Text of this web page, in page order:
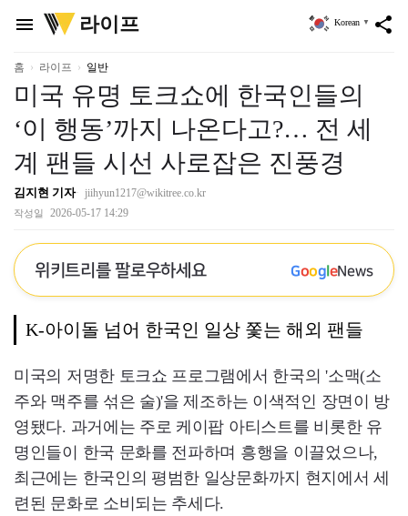
menu
위
키
리
라이프 share
Korean ▼
홈 라이프 일반
미국 유명 토크쇼에 한국인들의
‘이 행동’까지 나온다고?… 전 세
계 팬들 시선 사로잡은 진풍경
김지현 기자 jiihyun1217@wikitree.co.kr
작성일 2026-05-17 14:29
위키트리를 팔로우하세요 GoogleNews
K-아이돌 넘어 한국인 일상 쫓는 해외 팬들
미국의 저명한 토크쇼 프로그램에서 한국의 '소맥(소
주와 맥주를 섞은 술)'을 제조하는 이색적인 장면이 방
영됐다. 과거에는 주로 케이팝 아티스트를 비롯한 유
명인들이 한국 문화를 전파하며 흥행을 이끌었으나,
최근에는 한국인의 평범한 일상문화까지 현지에서 세
련된 문화로 소비되는 추세다.